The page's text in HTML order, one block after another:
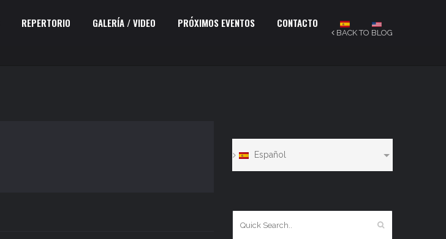
REPERTORIO GALERÍA / VIDEO PRÓXIMOS EVENTOS CONTACTO
BACK TO BLOG
Español